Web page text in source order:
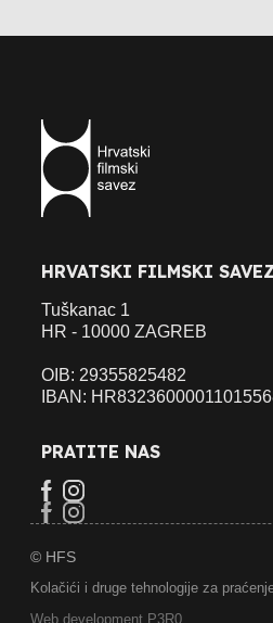
HRVATSKI FILMSKI SAVEZ
Tuškanac 1
HR - 10000 ZAGREB
OIB: 29355825482
IBAN:
PRATITE NAS
© HFS
Kolačići i druge tehnologije za
Web development P3R0